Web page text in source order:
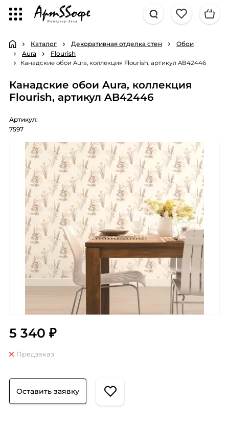
Каталог Декоративная отделка стен
Обои
Aura
Flourish
Канадские обои Aura, коллекция Flourish, артикул AB42446
Канадские обои Aura, коллекция
Flourish, артикул AB42446
Артикул:
7597
5 340 ₽
Предзаказ
Оставить заявку